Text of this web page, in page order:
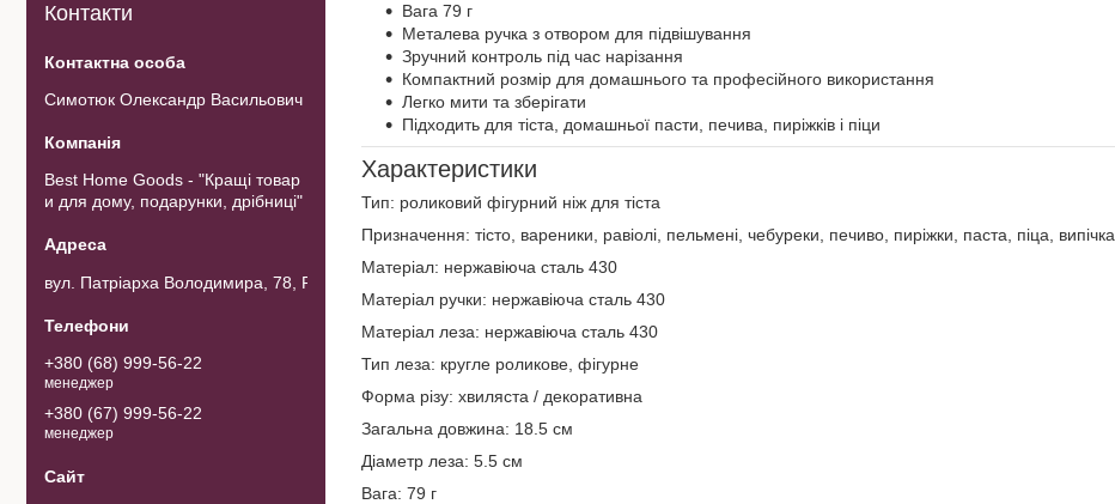
Вага 79 г
Металева ручка з отвором для підвішування
Зручний контроль під час нарізання
Компактний розмір для домашнього та професійного використання
Легко мити та зберігати
Підходить для тіста, домашньої пасти, печива, пиріжків і піци
Характеристики
Тип: роликовий фігурний ніж для тіста
Призначення: тісто, вареники, равіолі, пельмені, чебуреки, печиво, пиріжки, паста, піца, випічка
Матеріал: нержавіюча сталь 430
Матеріал ручки: нержавіюча сталь 430
Матеріал леза: нержавіюча сталь 430
Тип леза: кругле роликове, фігурне
Форма різу: хвиляста / декоративна
Загальна довжина: 18.5 см
Діаметр леза: 5.5 см
Вага: 79 г
Контакти
Симотюк Олександр Васильович
Best Home Goods - "Кращі товар
и для дому, подарунки, дрібниці"
вул. Патріарха Володимира, 78, Рожнов, Україна
+380 (68) 999-56-22
менеджер
+380 (67) 999-56-22
менеджер